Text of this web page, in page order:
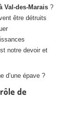
destruction
Val-des-Marais ?
être détruits
notre devoir et
d’une épave ?
de